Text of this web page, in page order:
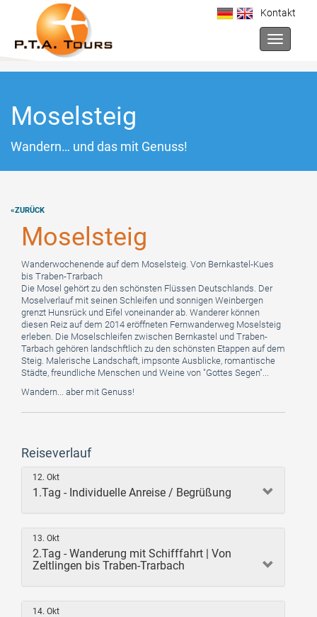
Kontakt
Toggle
Moselsteig
Wandern… und das mit Genuss!
«ZURÜCK
Moselsteig
Wanderwochenende auf dem Moselsteig. Von Bernkastel-Kues
bis Traben-Trarbach
Die Mosel gehört zu den schönsten Flüssen Deutschlands. Der
Moselverlauf mit seinen Schleifen und sonnigen Weinbergen
grenzt Hunsrück und Eifel voneinander ab. Wanderer können
diesen Reiz auf dem 2014 eröffneten Fernwanderweg Moselsteig
erleben. Die Moselschleifen zwischen Bernkastel und Traben-
Tarbach gehören landschftlich zu den schönsten Etappen auf dem
Steig. Malerische Landschaft, impsonte Ausblicke, romantische
Städte, freundliche Menschen und Weine von "Gottes Segen"...
Wandern... aber mit Genuss!
Reiseverlauf
12. Okt
1.Tag - Individuelle Anreise / Begrüßung
13. Okt
2.Tag - Wanderung mit Schifffahrt | Von
Zeltlingen bis Traben-Trarbach
14. Okt